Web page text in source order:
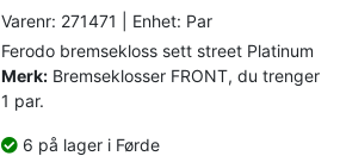
Varenr: 271471 | Enhet: Par
Ferodo bremsekloss sett street Platinum
Merk: Bremseklosser FRONT, du trenger
1 par.
6 på lager i Førde